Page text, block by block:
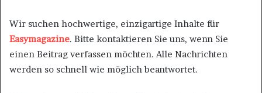
Wir suchen hochwertige, einzigartige Inhalte für
Easymagazine. Bitte kontaktieren Sie uns, wenn Sie
einen Beitrag verfassen möchten. Alle Nachrichten
werden so schnell wie möglich beantwortet.